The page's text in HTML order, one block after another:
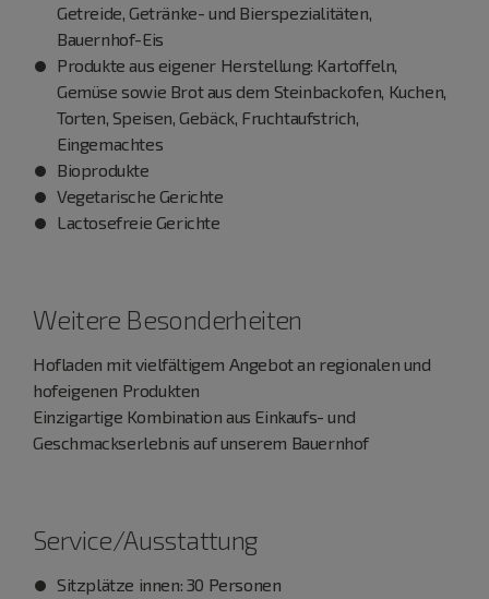
Getreide, Getränke- und Bierspezialitäten,
Bauernhof-Eis
Produkte aus eigener Herstellung: Kartoffeln,
Gemüse sowie Brot aus dem Steinbackofen, Kuchen,
Torten, Speisen, Gebäck, Fruchtaufstrich,
Eingemachtes
Bioprodukte
Vegetarische Gerichte
Lactosefreie Gerichte
Weitere Besonderheiten
Hofladen mit vielfältigem Angebot an regionalen und
hofeigenen Produkten
Einzigartige Kombination aus Einkaufs- und
Geschmackserlebnis auf unserem Bauernhof
Service/Ausstattung
Sitzplätze innen: 30 Personen